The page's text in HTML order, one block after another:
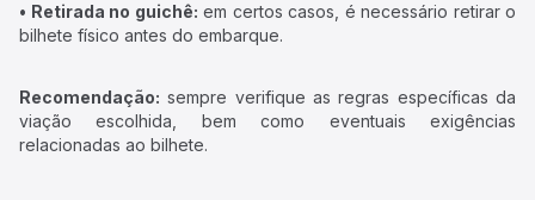
• Retirada no guichê: em certos casos, é necessário retirar o
bilhete físico antes do embarque.
Recomendação: sempre verifique as regras específicas da
viação escolhida, bem como eventuais exigências
relacionadas ao bilhete.